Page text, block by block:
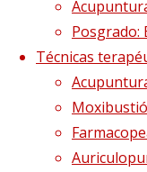
Posgrado:
Técnicas
Tamaño
colaboradores